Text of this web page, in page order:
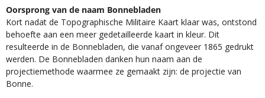
Oorsprong van de naam Bonnebladen
Kort nadat de Topographische Militaire Kaart klaar was, ontstond
behoefte aan een meer gedetailleerde kaart in kleur. Dit
resulteerde in de Bonnebladen, die vanaf ongeveer 1865 gedrukt
werden. De Bonnebladen danken hun naam aan de
projectiemethode waarmee ze gemaakt zijn: de projectie van
Bonne.